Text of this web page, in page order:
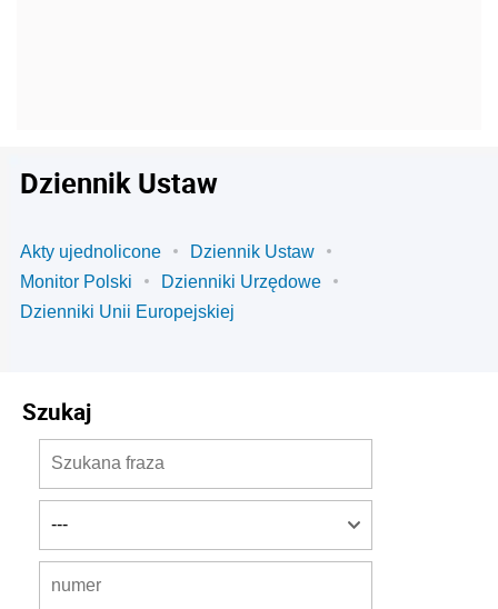
Dziennik Ustaw
Akty ujednolicone
Dziennik Ustaw
Monitor Polski
Dzienniki Urzędowe
Dzienniki Unii Europejskiej
Szukaj